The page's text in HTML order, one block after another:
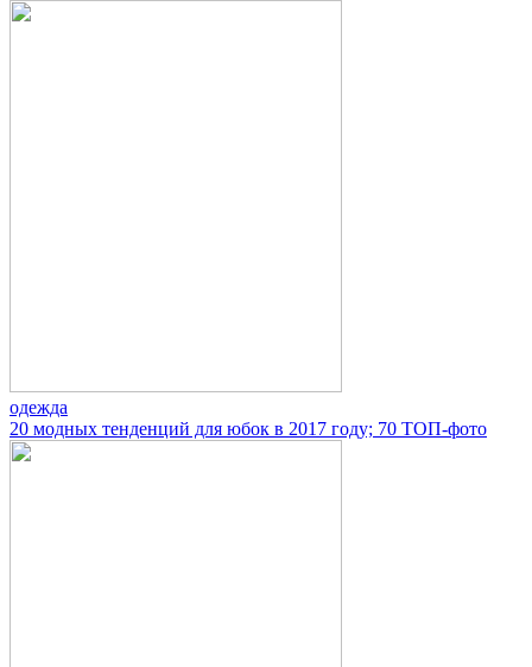
одежда
20 модных тенденций для юбок в 2017 году; 70 ТОП-фото